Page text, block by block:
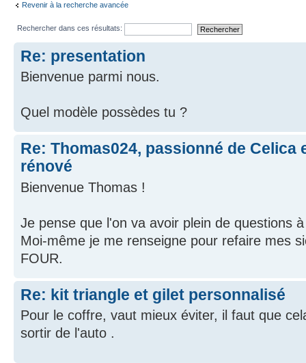
Revenir à la recherche avancée
Rechercher dans ces résultats:
Re: presentation
Bienvenue parmi nous.
Quel modèle possèdes tu ?
Re: Thomas024, passionné de Celica
rénové
Bienvenue Thomas !
Je pense que l'on va avoir plein de questions
Moi-même je me renseigne pour refaire mes
FOUR.
Re: kit triangle et gilet personnalisé
Pour le coffre, vaut mieux éviter, il faut que
sortir de l'auto .